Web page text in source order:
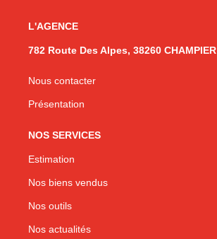
L'AGENCE
782 Route Des Alpes, 38260 CHAMPIER
Nous contacter
Présentation
NOS SERVICES
Estimation
Nos biens vendus
Nos outils
Nos actualités